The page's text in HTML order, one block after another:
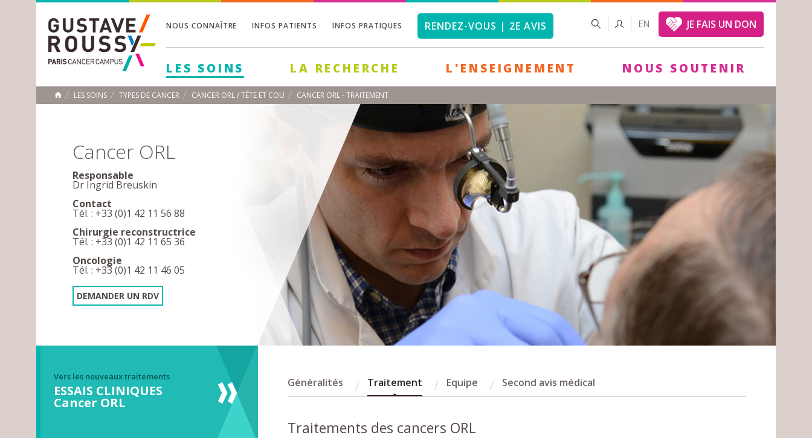
NOUS CONNAÎTRE INFOS PATIENTS INFOS PRATIQUES RENDEZ-VOUS | 2E AVIS FORMULAIRE
DE
RECHERCHER EN JE FAIS UN DON
LES SOINS LA RECHERCHE L'ENSEIGNEMENT NOUS SOUTENIR
ACCUEIL
LES SOINS TYPES DE CANCER CANCER ORL / TÊTE ET COU CANCER ORL - TRAITEMENT
Cancer ORL
Responsable
Dr Ingrid Breuskin
Contact
Tél. : +33 (0)1 42 11 56 88
Chirurgie reconstructrice
Tél. : +33 (0)1 42 11 65 36
Oncologie
Tél. : +33 (0)1 42 11 46 05
DEMANDER UN RDV
Vers les nouveaux traitements
ESSAIS CLINIQUES
Cancer ORL
Généralités Traitement Equipe Second avis médical
Traitements des cancers ORL